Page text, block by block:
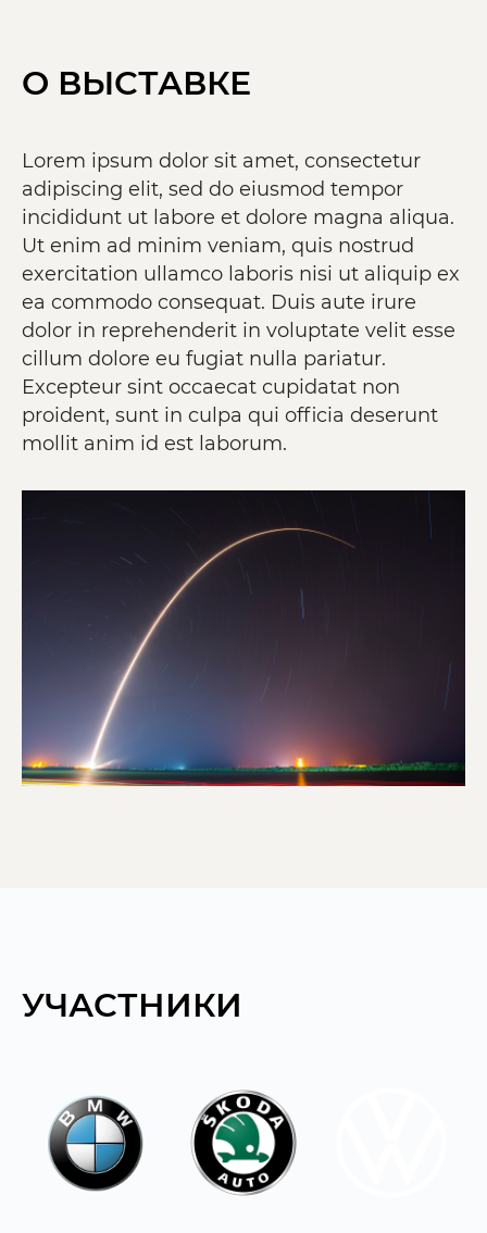
О ВЫСТАВКЕ
Lorem ipsum dolor sit amet, consectetur
adipiscing elit, sed do eiusmod tempor
incididunt ut labore et dolore magna aliqua.
Ut enim ad minim veniam, quis nostrud
exercitation ullamco laboris nisi ut aliquip ex
ea commodo consequat. Duis aute irure
dolor in reprehenderit in voluptate velit esse
cillum dolore eu fugiat nulla pariatur.
Excepteur sint occaecat cupidatat non
proident, sunt in culpa qui officia deserunt
mollit anim id est laborum.
УЧАСТНИКИ